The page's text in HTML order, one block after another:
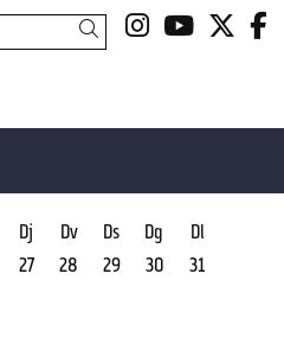
Link aLink a
Cercar
Dj
27
Dv
28
Ds
29
Dg
30
Dl
31